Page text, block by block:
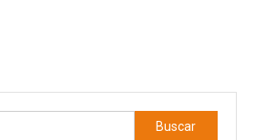
Buscar: